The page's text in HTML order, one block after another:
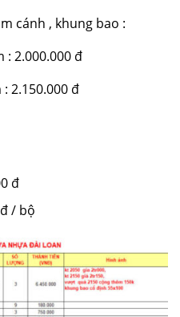
cánh , khung bao :
: 2.000.000 đ
2.150.000 đ
đ
/ bộ